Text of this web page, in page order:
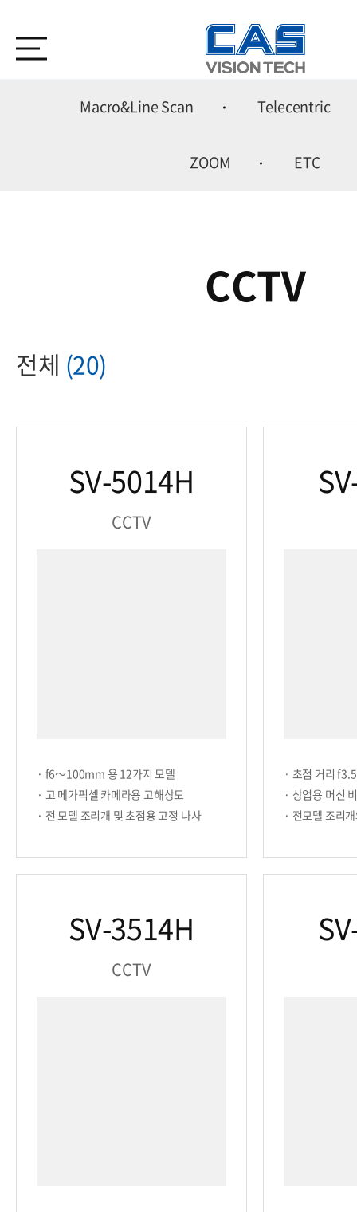
Macro&Line Scan Telecentric
ZOOM ETC
CCTV
전체 (20)
SV-5014H
CCTV
· f6～100mm 용 12가지 모델
· 고 메가픽셀 카메라용 고해상도
· 전 모델 조리개 및 초점용 고정 나사
· 초점 거리
· 상업용 머신
· 전모델 조리
SV-3514H
CCTV